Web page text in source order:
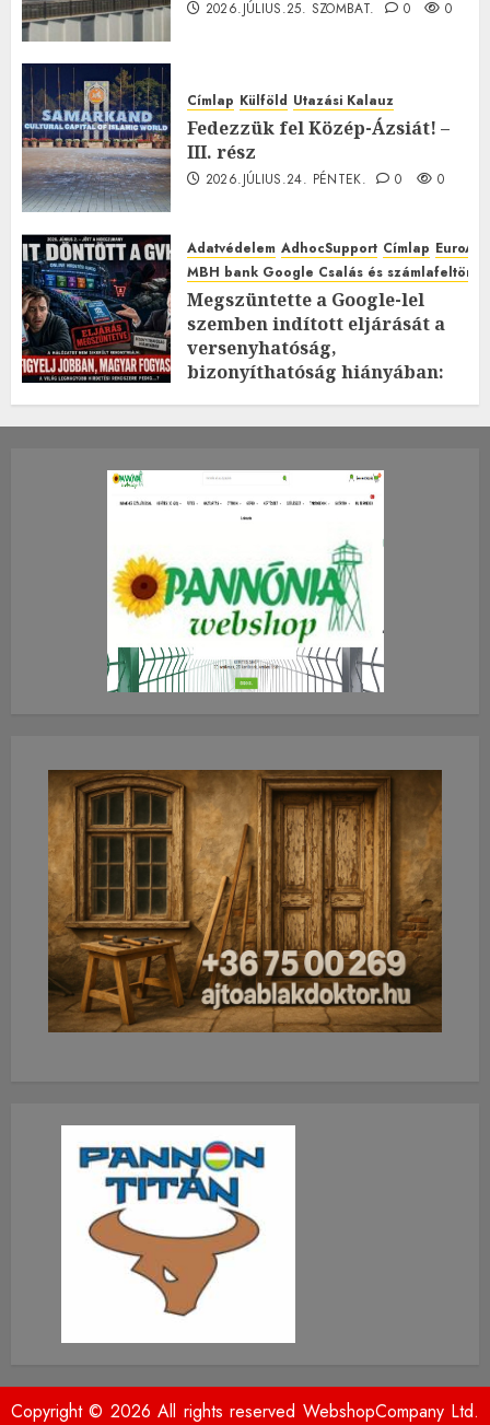
2026.JÚLIUS.25. SZOMBAT. 0 0
Címlap Külföld Utazási Kalauz
Fedezzük fel Közép-Ázsiát! –
III. rész
2026.JÚLIUS.24. PÉNTEK. 0 0
Adatvédelem AdhocSupport Címlap
MBH bank Google Csalás és
Megszüntette a Google-lel
szemben indított eljárását a
versenyhatóság,
bizonyíthatóság hiányában:
2026.JÚLIUS.23. CSÜTÖRTÖK.
0
Copyright © 2026 All rights reserved WebshopCompany Ltd.